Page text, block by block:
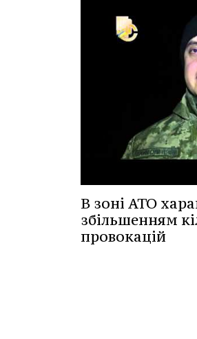
В зоні АТО
збільшенням
провокацій